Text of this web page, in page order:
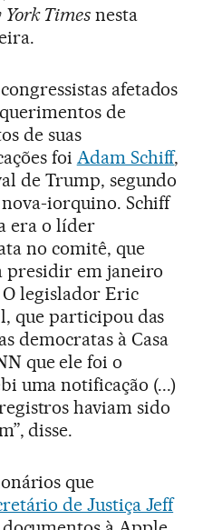
York Timesnesta
afetados
de
de suas
foi Adam Schiff,
de Trump, segundo
iorquino. Schiff
era o líder
no comitê, que
presidir em janeiro
O legislador Eric
que participou das
democratas à Casa
que ele foi o
uma notificação (...)
haviam sido
disse.
que
de Justiça Jeff